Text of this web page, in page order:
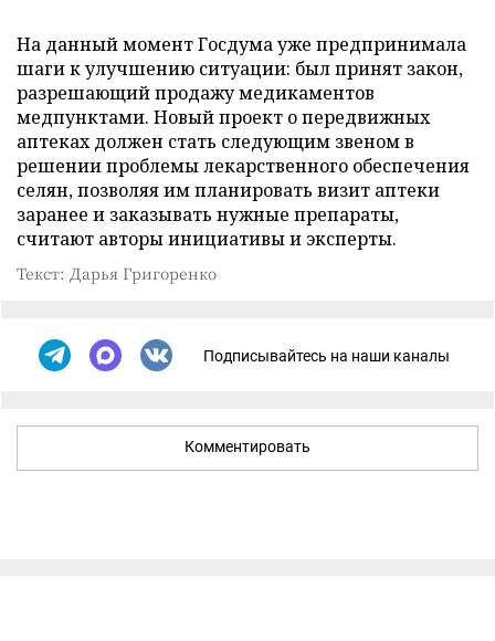
На данный момент Госдума уже предпринимала
шаги к улучшению ситуации: был принят закон,
разрешающий продажу медикаментов
медпунктами. Новый проект о передвижных
аптеках должен стать следующим звеном в
решении проблемы лекарственного обеспечения
селян, позволяя им планировать визит аптеки
заранее и заказывать нужные препараты,
считают авторы инициативы и эксперты.
Текст: Дарья Григоренко
Подписывайтесь на наши каналы
Комментировать